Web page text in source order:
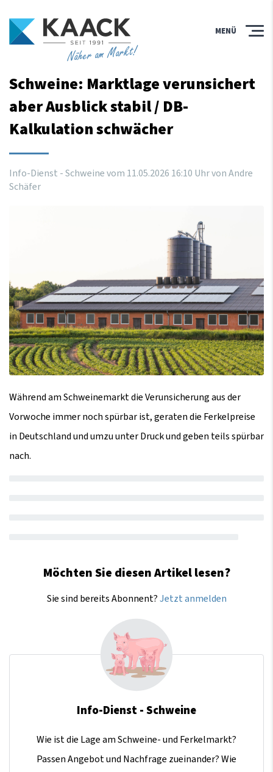
Näher am Markt!
MENÜ
Schweine: Marktlage verunsichert
aber Ausblick stabil / DB-
Kalkulation schwächer
Info-Dienst - Schweine vom 11.05.2026 16:10 Uhrvon Andre
Schäfer
Während am Schweinemarkt die Verunsicherung aus der
Vorwoche immer noch spürbar ist, geraten die Ferkelpreise
in Deutschland und umzu unter Druck und geben teils spürbar
nach.
Möchten Sie diesen Artikel lesen?
Sie sind bereits Abonnent?Jetzt anmelden
Info-Dienst - Schweine
Wie ist die Lage am Schweine- und Ferkelmarkt?
Passen Angebot und Nachfrage zueinander? Wie